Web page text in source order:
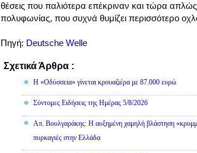
θέσεις που παλιότερα επέκριναν και τώρα
πολυφωνίας, που συχνά θυμίζει περισσότερο
Πηγή: Deutsche Welle
Σχετικά Άρθρα :
Η «Οδύσσεια» γίνεται κρουαζιέρα με 87.000 ευρώ
Σύντομες Ειδήσεις της Ημέρας 5/8/2026
Απ. Βουλγαράκης: Η αυξημένη χαμηλή βλάστηση
πυρκαγιές στην Ελλάδα